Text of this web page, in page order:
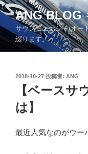
コ
ン
テ
ツ
ANG BLOG
サウンドエナジー/オー
綴ります。
投
2018-10-27 投稿者: ANG
【ベースサ
は】
最近人気なのがウー